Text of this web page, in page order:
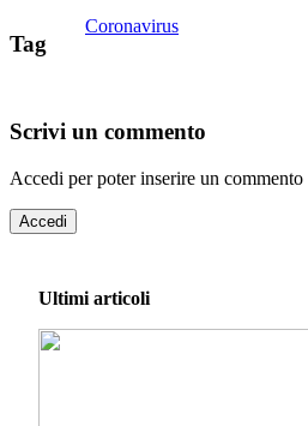
Tag
Coronavirus
Scrivi un commento
Accedi per poter inserire un commento
Accedi
Ultimi articoli